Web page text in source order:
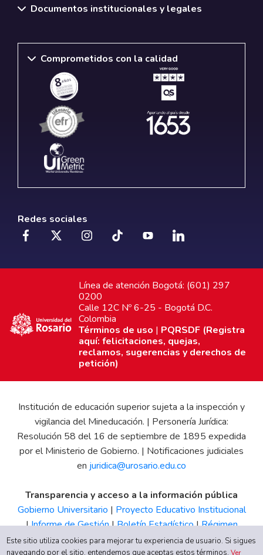
Documentos institucionales y legales
Comprometidos con la calidad
Redes sociales
Línea de atención Bogotá: (601) 297
0200
Calle 12C Nº 6-25 - Bogotá D.C.
Colombia
Términos de uso | PQRSDF (Registra
aquí: felicitaciones, quejas,
reclamos, sugerencias y derechos de
petición)
Institución de educación superior sujeta a la inspección y
vigilancia del Mineducación. | Personería Jurídica:
Resolución 58 del 16 de septiembre de 1895 expedida
por el Ministerio de Gobierno. | Notificaciones judiciales
en juridica@urosario.edu.co
Transparencia y acceso a la información pública
Gobierno Universitario | Proyecto Educativo Institucional
|Informe de Gestión|Boletín Estadístico|Régimen
Tributario|Estados Financieros |Código de Ética| Canal
Este sitio utiliza cookies para mejorar tu experiencia de usuario. Si sigues
navegando por el sitio, entendemos que aceptas estos términos.Ver